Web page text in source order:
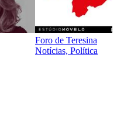
Foro de Teresina
Notícias, Política